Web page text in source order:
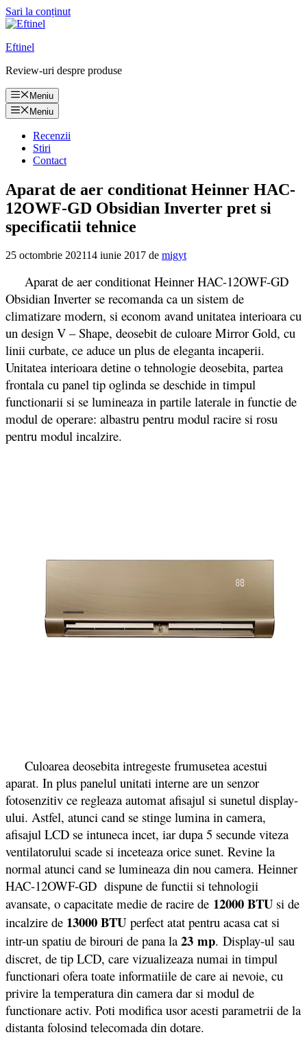
Sari la conținut
Eftinel
Review-uri despre produse
Meniu
Meniu
Recenzii
Stiri
Contact
Aparat de aer conditionat Heinner HAC-
12OWF-GD Obsidian Inverter pret si
specificatii tehnice
25 octombrie 202114 iunie 2017 de migyt
Aparat de aer conditionat Heinner HAC-12OWF-GD
Obsidian Inverter se recomanda ca un sistem de
climatizare modern, si econom avand unitatea interioara cu
un design V – Shape, deosebit de culoare Mirror Gold, cu
linii curbate, ce aduce un plus de eleganta incaperii.
Unitatea interioara detine o tehnologie deosebita, partea
frontala cu panel tip oglinda se deschide in timpul
functionarii si se lumineaza in partile laterale in functie de
modul de operare: albastru pentru modul racire si rosu
pentru modul incalzire.
Culoarea deosebita intregeste frumusetea acestui
aparat. In plus panelul unitati interne are un senzor
fotosenzitiv ce regleaza automat afisajul si sunetul display-
ului. Astfel, atunci cand se stinge lumina in camera,
afisajul LCD se intuneca incet, iar dupa 5 secunde viteza
ventilatorului scade si inceteaza orice sunet. Revine la
normal atunci cand se lumineaza din nou camera. Heinner
HAC-12OWF-GD dispune de functii si tehnologii
avansate, o capacitate medie de racire de 12000 BTU si de
incalzire de 13000 BTU perfect atat pentru acasa cat si
intr-un spatiu de birouri de pana la 23 mp. Display-ul sau
discret, de tip LCD, care vizualizeaza numai in timpul
functionari ofera toate informatiile de care ai nevoie, cu
privire la temperatura din camera dar si modul de
functionare activ. Poti modifica usor acesti parametrii de la
distanta folosind telecomada din dotare.